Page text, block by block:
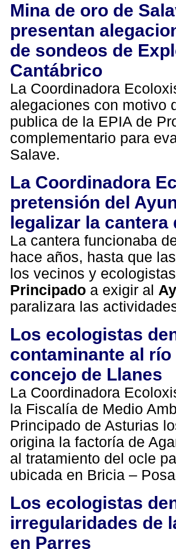
Mina de oro de
presentan
de sondeos de
Cantábrico
La Coordinadora
alegaciones con motivo
publica de la EPIA de
complementario para
Salave.
La Coordinadora
pretensión del
legalizar la cantera
La cantera funcionaba
hace años, hasta que
los vecinos y
Principado a exigir al
paralizara las
Los ecologistas
contaminante al
concejo de Llanes
La Coordinadora
la Fiscalía de Medio
Principado de Asturias
origina la factoría de
al tratamiento del ocle
ubicada en Bricia –
Los ecologistas
irregularidades de
en Parres